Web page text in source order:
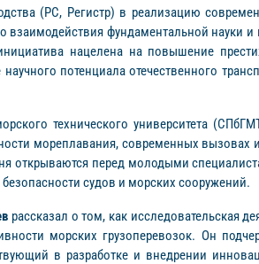
(РС, Регистр) в реализацию
взаимодействия фундаментальной
нацелена на повышение
потенциала отечественного
технического университета
мореплавания, современных вызовах
открываются перед молодыми
судов и морских сооружений.
рассказал о том, как исследовательская
морских грузоперевозок. Он
в разработке и внедрении